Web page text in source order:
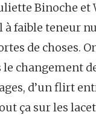
Binoche
faible teneur
de choses.
changement
d’un flirt
ça sur les